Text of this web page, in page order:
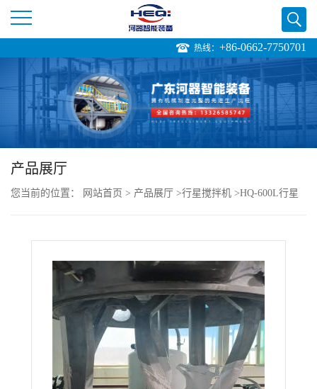
司
首
页
公
热线： +86-0662-7750701
产品展厅
您当前的位置： 网站首页 > 产品展厅 >行星搅拌机 >HQ-600L行星